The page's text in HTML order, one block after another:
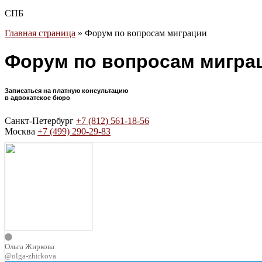
СПБ
Главная страница » Форум по вопросам миграции
Форум по вопросам
Записаться на платную консультацию
в адвокатское бюро
Санкт-Петербург +7 (812) 561-18-56
Москва +7 (499) 290-29-83
Ольга Жиркова
@olga-zhirkova